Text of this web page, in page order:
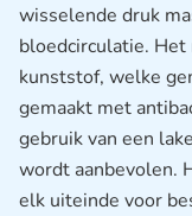
wisselende druk
bloedcirculatie. Het
kunststof, welke
gemaakt met
gebruik van een
wordt aanbevolen.
elk uiteinde voor